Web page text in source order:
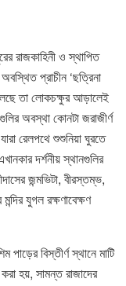
রাজকাহিনী ও স্থাপিত
প্রাচীন ‘ছত্রিনা
তা লোকচক্ষুর আড়ালেই
অবস্থা কোনটা জরাজীর্ণ
রেলপথে শুশুনিয়া ঘুরতে
দর্শনীয় স্থানগুলির
জন্মভিটা, বীরস্তম্ভ,
যুগল রক্ষণাবেক্ষণ
বিস্তীর্ণ স্থানে মাটি
হয়, সামন্ত রাজাদের